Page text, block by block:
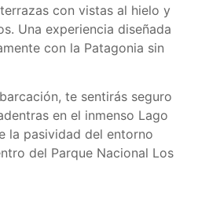
con vistas al hielo y
Una experiencia diseñada
con la Patagonia sin
te sentirás seguro
en el inmenso Lago
la pasividad del entorno
del Parque Nacional Los